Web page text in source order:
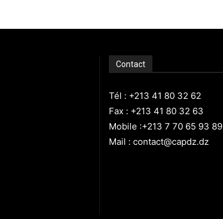
Contact
Tél : +213 41 80 32 62
Fax : +213 41 80 32 63
Mobile :+213 7 70 65 93 89
Mail : contact@capdz.dz